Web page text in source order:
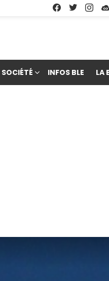
Facebook
Twitter
SOCIÉTÉ INFOS BLE LA